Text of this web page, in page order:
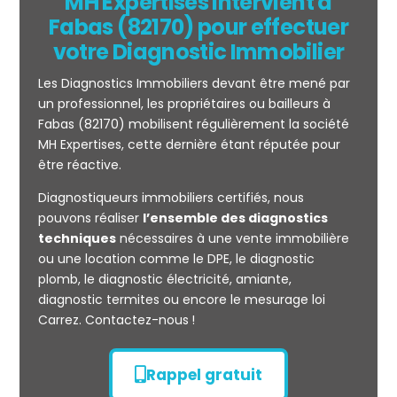
Mesurage
CARREZ
Fabas (82170) pour effectuer
votre Diagnostic Immobilier
Les Diagnostics Immobiliers devant être mené par
un professionnel, les propriétaires ou bailleurs à
Fabas (82170) mobilisent régulièrement la société
MH Expertises, cette dernière étant réputée pour
être réactive.
Diagnostiqueurs immobiliers certifiés, nous
pouvons réaliser l’ensemble des diagnostics
techniquesnécessaires à une vente immobilière
ou une location comme le DPE, le diagnostic
plomb, le diagnostic électricité, amiante,
diagnostic termites ou encore le mesurage loi
Carrez. Contactez-nous !
Rappel gratuit